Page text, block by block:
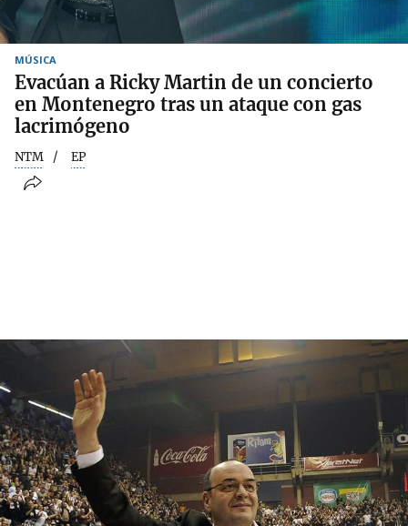
MÚSICA
Evacúan a Ricky Martin de un concierto
en Montenegro tras un ataque con gas
lacrimógeno
NTM EP